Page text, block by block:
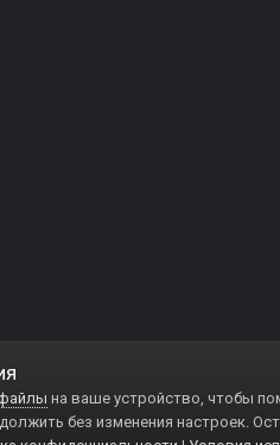
на ваше устройство, чтобы
без изменения настроек.